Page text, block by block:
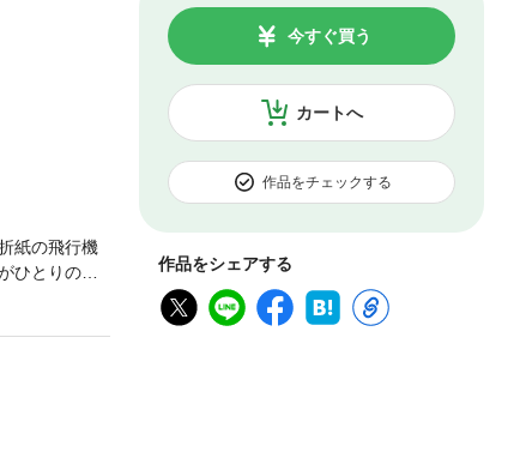
カートへ
今すぐ買う
作品をチェックする
作品をシェアする
紙の飛行機
とりの男
して今、僕